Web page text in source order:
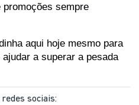
sempre
aqui hoje mesmo para
a superar a pesada
sociais: